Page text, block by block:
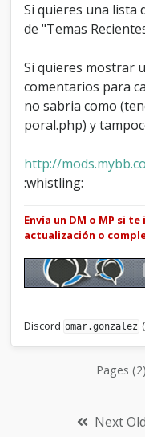
Si quieres una lista
de "Temas
Si quieres mostrar
comentarios para
no sabria como
poral.php) y
http://
:whistling:
Envía un DM o MP si
actualización o
Discord omar.gonzalez (
Pages
Next